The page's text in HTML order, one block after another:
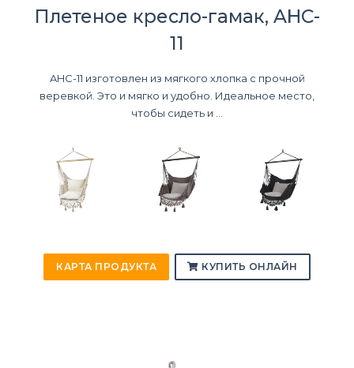
Плетеное кресло-гамак, AHC-
11
AHC-11 изготовлен из мягкого хлопка с прочной
веревкой. Это и мягко и удобно. Идеальное место,
чтобы сидеть и ...
КАРТА ПРОДУКТА КУПИТЬ ОНЛАЙН